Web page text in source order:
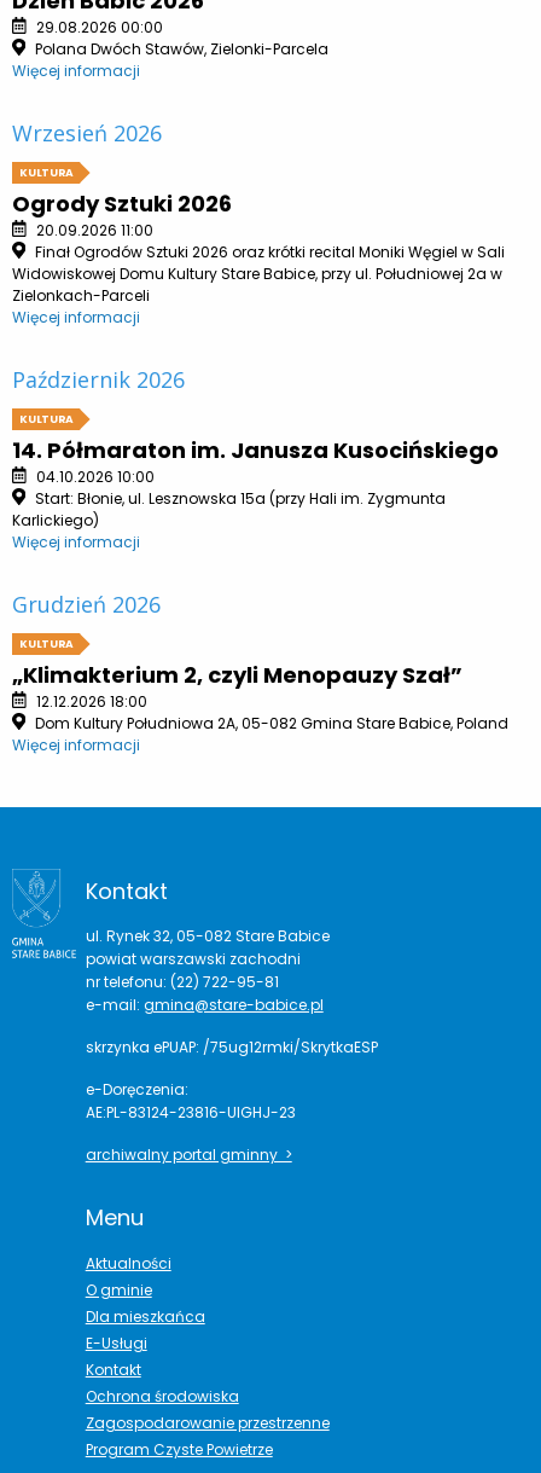
29.08.2026 00:00
Polana Dwóch Stawów, Zielonki-Parcela
Więcej informacji
Wrzesień 2026
KULTURA
Ogrody Sztuki 2026
20.09.2026 11:00
Finał Ogrodów Sztuki 2026 oraz krótki recital Moniki Węgiel w Sali
Widowiskowej Domu Kultury Stare Babice, przy ul. Południowej 2a w
Zielonkach-Parceli
Więcej informacji
Październik 2026
KULTURA
14. Półmaraton im. Janusza Kusocińskiego
04.10.2026 10:00
Start: Błonie, ul. Lesznowska 15a (przy Hali im. Zygmunta
Karlickiego)
Więcej informacji
Grudzień 2026
KULTURA
„Klimakterium 2, czyli Menopauzy Szał”
12.12.2026 18:00
Dom Kultury Południowa 2A, 05-082 Gmina Stare Babice, Poland
Więcej informacji
Kontakt
ul. Rynek 32, 05-082 Stare Babice
powiat warszawski zachodni
nr telefonu: (22) 722-95-81
e-mail: gmina@stare-babice.pl
skrzynka ePUAP: /75ug12rmki/SkrytkaESP
e-Doręczenia:
AE:PL-83124-23816-UIGHJ-23
archiwalny portal gminny >
Menu
Aktualności
O gminie
Dla mieszkańca
E-Usługi
Kontakt
Ochrona środowiska
Zagospodarowanie przestrzenne
Program Czyste Powietrze